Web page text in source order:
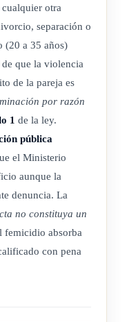
esta Ley todos los
humanos vigentes
a laConstitución
otorguen mayores
sobre la
fuentes de
todas las formas de
Nº 6968, de 2 de
otra
separación o
(20 a 35 años)
que la violencia
de la pareja es
por razón
1 de la ley.
pública
el Ministerio
aunque la
denuncia. La
no constituya un
femicidio absorba
con pena